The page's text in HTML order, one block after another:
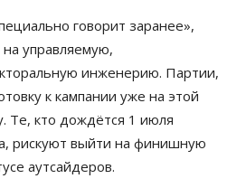
говорит заранее»,
управляемую,
инженерию. Партии,
к кампании уже на этой
Те, кто дождётся 1 июля
рискуют выйти на финишную
аутсайдеров.